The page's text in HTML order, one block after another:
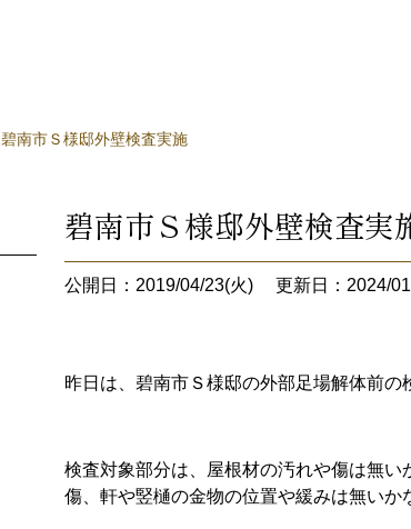
碧南市Ｓ様邸外壁検査実施
碧南市Ｓ様邸外壁検査実
公開日：2019/04/23(火) 更新日：2024/
昨日は、碧南市Ｓ様邸の外部足場解体前の
検査対象部分は、屋根材の汚れや傷は無
傷、軒や竪樋の金物の位置や緩みは無いか